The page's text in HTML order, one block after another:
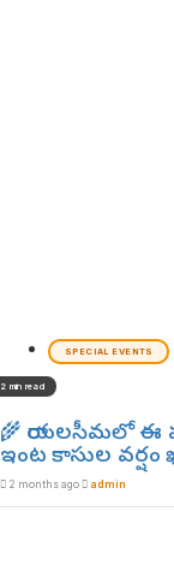
SPECIAL EVENTS
2 min read
🌾 రాయలసీమలో ఈ
ఇంట కాసుల
2 months ago admin